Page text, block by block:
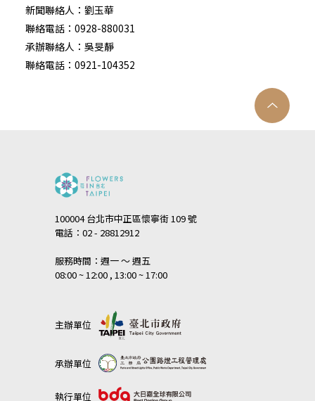
新聞聯絡人：劉玉華
聯絡電話：0928-880031
承辦聯絡人：吳旻靜
聯絡電話：0921-104352
100004 台北市中正區懷寧街 109 號
電話：02 - 28812912
服務時間：週一 ～ 週五
08:00 ~ 12:00 , 13:00 ~ 17:00
主辦單位
承辦單位
執行單位